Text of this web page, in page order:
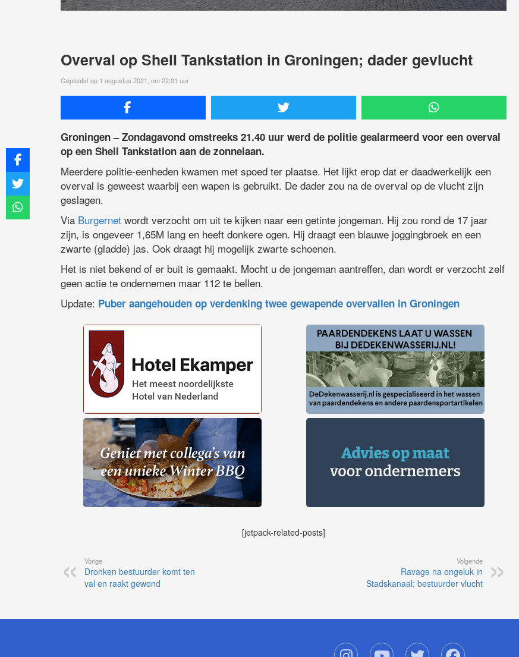
Overval op Shell Tankstation in Groningen; dader gevlucht
Geplaatst op 1 augustus 2021, om 22:01 uur
Groningen – Zondagavond omstreeks 21.40 uur werd de politie gealarmeerd voor een overval
op een Shell Tankstation aan de zonnelaan.
Meerdere politie-eenheden kwamen met spoed ter plaatse. Het lijkt erop dat er daadwerkelijk een
overval is geweest waarbij een wapen is gebruikt. De dader zou na de overval op de vlucht zijn
geslagen.
Via Burgernet wordt verzocht om uit te kijken naar een getinte jongeman. Hij zou rond de 17 jaar
zijn, is ongeveer 1,65M lang en heeft donkere ogen. Hij draagt een blauwe joggingbroek en een
zwarte (gladde) jas. Ook draagt hij mogelijk zwarte schoenen.
Het is niet bekend of er buit is gemaakt. Mocht u de jongeman aantreffen, dan wordt er verzocht zelf
geen actie te ondernemen maar 112 te bellen.
Update: Puber aangehouden op verdenking twee gewapende overvallen in Groningen
[jetpack-related-posts]
Vorige
Dronken bestuurder komt ten
val en raakt gewond
Volgende
Ravage na ongeluk in
Stadskanaal; bestuurder vlucht